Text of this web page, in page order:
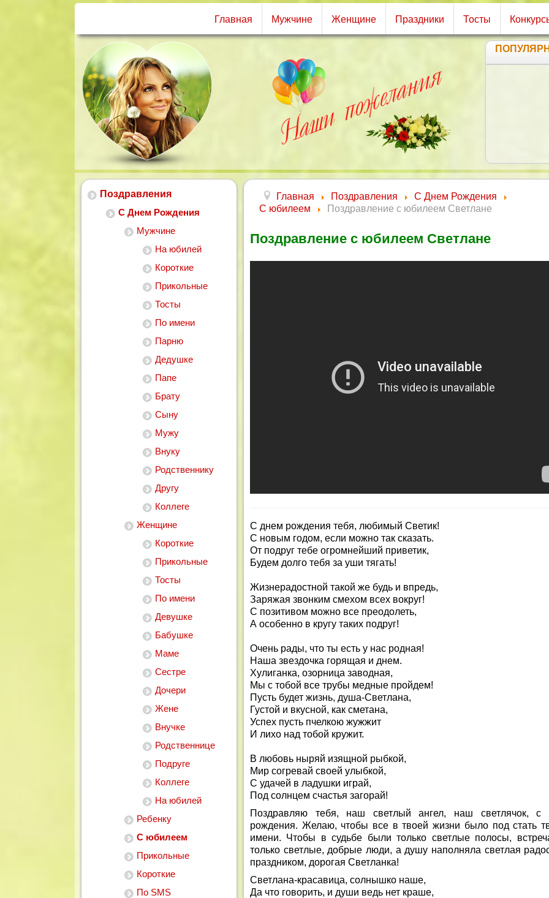
Главная Мужчине Женщине Праздники Тосты
Поздравления
С Днем Рождения
Мужчине
На юбилей
Короткие
Прикольные
Тосты
По имени
Парню
Дедушке
Папе
Брату
Сыну
Мужу
Внуку
Родственнику
Другу
Коллеге
Женщине
Короткие
Прикольные
Тосты
По имени
Девушке
Бабушке
Маме
Сестре
Дочери
Жене
Внучке
Родственнице
Подруге
Коллеге
На юбилей
Ребенку
С юбилеем
Прикольные
Короткие
По SMS
Главная Поздравления
С Днем Рождения
С юбилеем
Поздравление с юбилеем Светлане
Поздравление с юбилеем Светлане
С днем рождения тебя, любимый Светик!
С новым годом, если можно так сказать.
От подруг тебе огромнейший приветик,
Будем долго тебя за уши тягать!
Жизнерадостной такой же будь и впредь,
Заряжая звонким смехом всех вокруг!
С позитивом можно все преодолеть,
А особенно в кругу таких подруг!
Очень рады, что ты есть у нас родная!
Наша звездочка горящая и днем.
Хулиганка, озорница заводная,
Мы с тобой все трубы медные пройдем!
Пусть будет жизнь, душа-Светлана,
Густой и вкусной, как сметана,
Успех пусть пчелкою жужжит
И лихо над тобой кружит.
В любовь ныряй изящной рыбкой,
Мир согревай своей улыбкой,
С удачей в ладушки играй,
Под солнцем счастья загорай!
Поздравляю тебя, наш светлый ангел, наш светлячок, с
рождения. Желаю, чтобы все в твоей жизни было под стать
имени. Чтобы в судьбе были только светлые полосы,
только светлые, добрые люди, а душу наполняла светлая
праздником, дорогая Светланка!
Светлана-красавица, солнышко наше,
Да что говорить, и души ведь нет краше,